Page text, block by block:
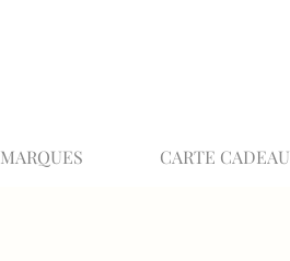
CARTE CADEAU